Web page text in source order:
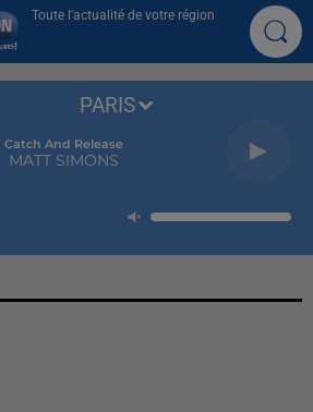
Toute l'actualité de votre région
Catch And Release
MATT SIMONS
PARIS